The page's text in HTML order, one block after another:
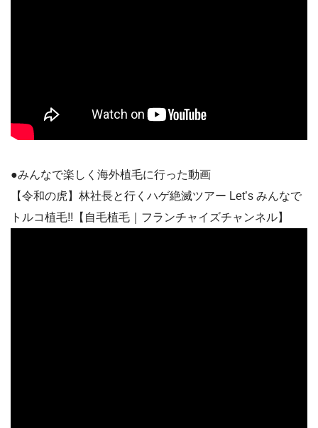
●みんなで楽しく海外植毛に行った動画
【令和の虎】林社長と行くハゲ絶滅ツアー Let’s みんなで
トルコ植毛!!【自毛植毛｜フランチャイズチャンネル】